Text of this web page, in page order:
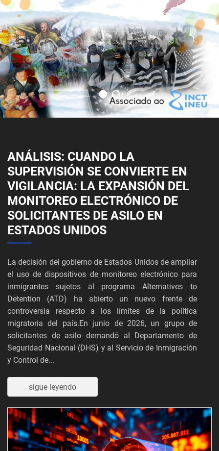
ANÁLISIS: CUANDO LA
SUPERVISIÓN SE CONVIERTE EN
VIGILANCIA: LA EXPANSIÓN DEL
MONITOREO ELECTRÓNICO DE
SOLICITANTES DE ASILO EN
ESTADOS UNIDOS
La decisión del gobierno de Estados Unidos de ampliar
el uso de dispositivos de monitoreo electrónico para
inmigrantes sujetos al programa Alternatives to
Detention (ATD) ha abierto un nuevo frente de
controversia respecto a los límites de la política
migratoria del país.En junio de 2026, un grupo de
solicitantes de asilo demandó al Departamento de
Seguridad Nacional (DHS) y al Servicio de Inmigración
y Control de...
sigue leyendo